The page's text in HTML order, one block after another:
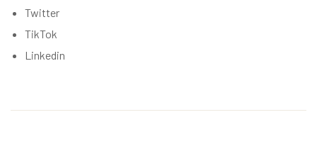
Twitter
TikTok
Linkedin